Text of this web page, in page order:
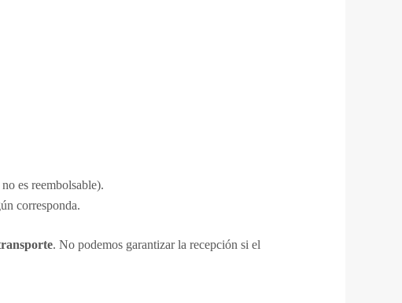
es reembolsable).
corresponda.
. No podemos garantizar la recepción si el